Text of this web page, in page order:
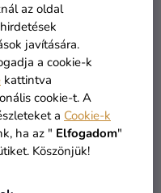
az oldal
javítására.
a cookie-k
kattintva
cookie-t. A
a Cookie-k
ha az " Elfogadom"
Köszönjük!